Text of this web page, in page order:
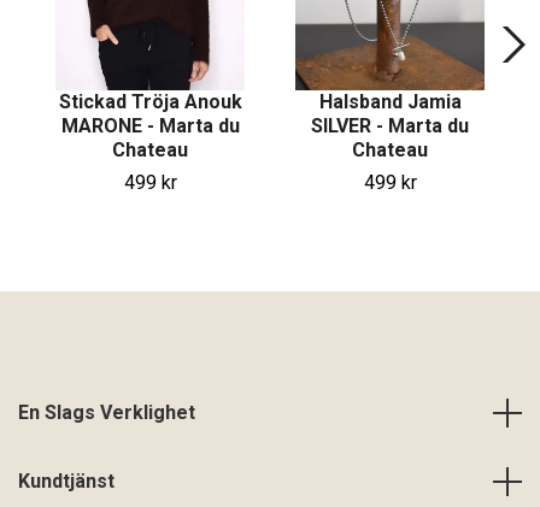
Stickad Tröja Anouk
MARONE - Marta du
Chateau
499 kr
Halsband Jamia
SILVER - Marta du
Chateau
499 kr
En Slags Verklighet
Kundtjänst